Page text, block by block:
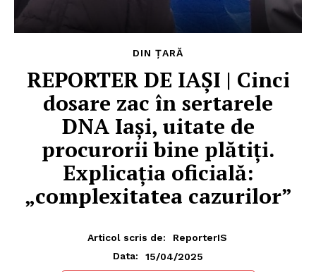
DIN ȚARĂ
REPORTER DE IAȘI | Cinci
dosare zac în sertarele
DNA Iași, uitate de
procurorii bine plătiți.
Explicația oficială:
„complexitatea cazurilor”
Articol scris de:
ReporterIS
Data:
15/04/2025